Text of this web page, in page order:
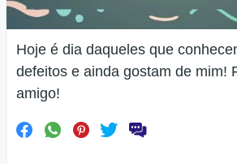
Hoje é dia daqueles que
defeitos e ainda gostam de mim!
amigo!